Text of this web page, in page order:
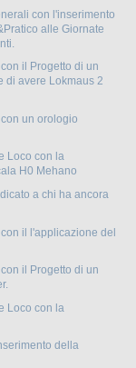
con l'inserimento
alle Giornate
il Progetto di un
di avere Lokmaus 2
un orologio
Loco con la
H0 Mehano
a chi ha ancora
il l'applicazione del
il Progetto di un
Loco con la
della